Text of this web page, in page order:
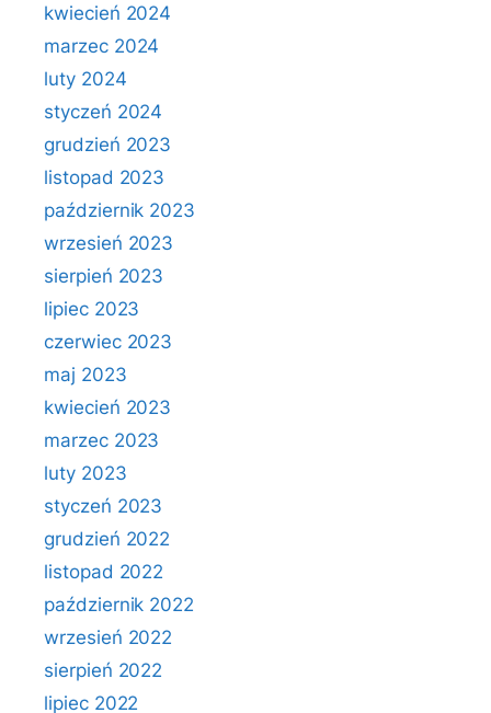
kwiecień 2024
marzec 2024
luty 2024
styczeń 2024
grudzień 2023
listopad 2023
październik 2023
wrzesień 2023
sierpień 2023
lipiec 2023
czerwiec 2023
maj 2023
kwiecień 2023
marzec 2023
luty 2023
styczeń 2023
grudzień 2022
listopad 2022
październik 2022
wrzesień 2022
sierpień 2022
lipiec 2022